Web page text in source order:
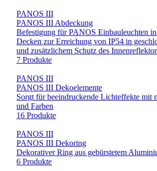
PANOS III
PANOS III Abdeckung
Befestigung für PANOS Einbauleuchten in
Decken zur Erreichung von IP54 in
und zusätzlichem Schutz des
7 Produkte
PANOS III
PANOS III Dekoelemente
Sorgt für beeindruckende Lichteffekte mit
und Farben
16 Produkte
PANOS III
PANOS III Dekoring
Dekorativer Ring aus gebürstetem
6 Produkte